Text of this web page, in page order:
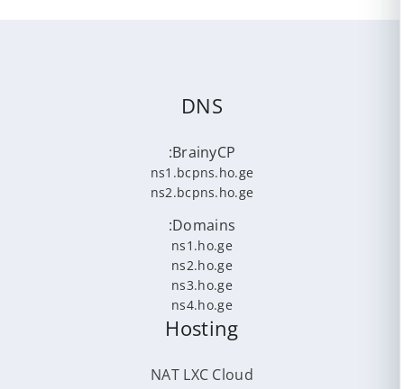
DNS
BrainyCP:
ns1.bcpns.ho.ge
ns2.bcpns.ho.ge
Domains:
ns1.ho.ge
ns2.ho.ge
ns3.ho.ge
ns4.ho.ge
Hosting
NAT LXC Cloud